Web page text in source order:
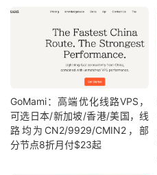
GoMami：高端优化线路VPS，
可选日本/新加坡/香港/美国，线
路均为CN2/9929/CMIN2，部
分节点8折月付$23起